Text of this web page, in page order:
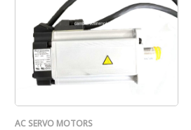
AC SERVO MOTORS